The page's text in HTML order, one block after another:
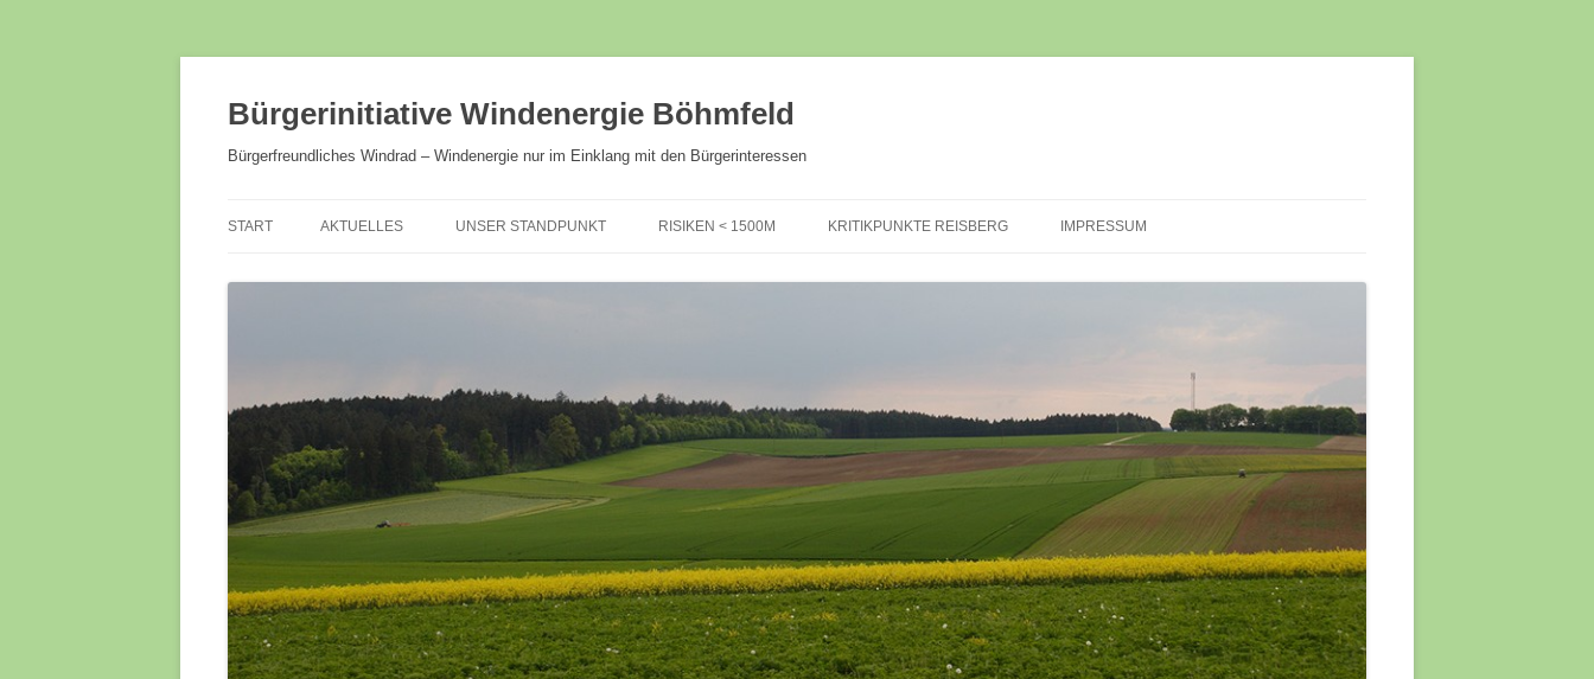
Bürgerinitiative Windenergie Böhmfeld
Bürgerfreundliches Windrad – Windenergie nur im Einklang mit den Bürgerinteressen
Inhalt
START AKTUELLES UNSER STANDPUNKT RISIKEN < 1500M KRITIKPUNKTE REISBERG IMPRESSUM